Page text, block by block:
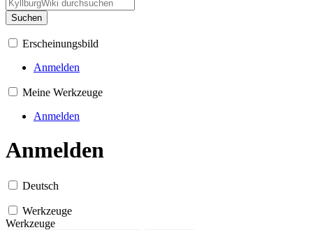
Suchen
Erscheinungsbild
Anmelden
Meine Werkzeuge
Anmelden
Anmelden
Deutsch
Werkzeuge
Werkzeuge